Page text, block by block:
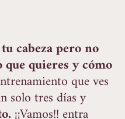
cabeza pero no
quieres y cómo
que ves
solo tres días y